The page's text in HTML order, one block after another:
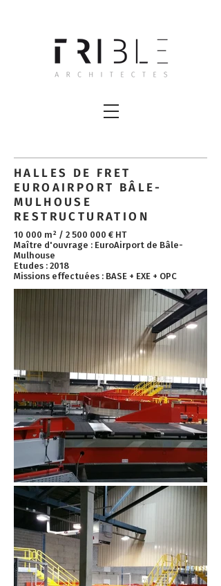
HALLES DE FRET
EUROAIRPORT BÂLE-
MULHOUSE
RESTRUCTURATION
10 000 m² / 2 500 000 € HT ​
Maître d'ouvrage : EuroAirport de Bâle-
Mulhouse
Etudes : 2018
Missions effectuées : BASE + EXE + OPC